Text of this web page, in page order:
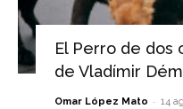
El Perro de dos
de Vladímir
Omar López Mato - 14